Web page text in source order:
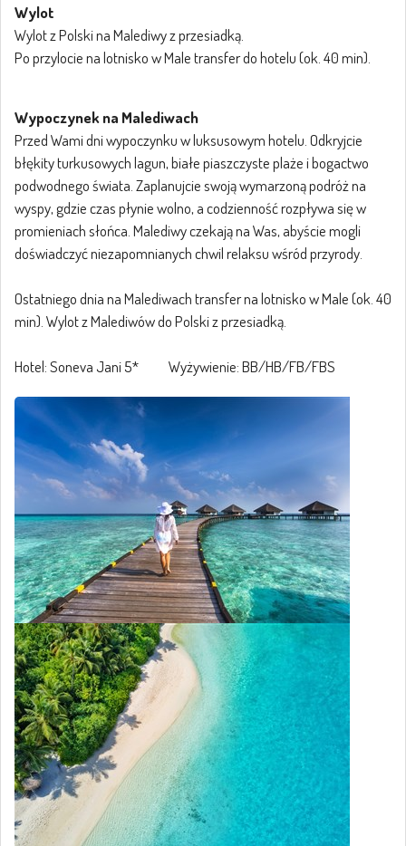
Wylot
Wylot z Polski na Malediwy z przesiadką.
Po przylocie na lotnisko w Male transfer do hotelu (ok. 40 min).
Wypoczynek na Malediwach
Przed Wami dni wypoczynku w luksusowym hotelu. Odkryjcie
błękity turkusowych lagun, białe piaszczyste plaże i bogactwo
podwodnego świata. Zaplanujcie swoją wymarzoną podróż na
wyspy, gdzie czas płynie wolno, a codzienność rozpływa się w
promieniach słońca. Malediwy czekają na Was, abyście mogli
doświadczyć niezapomnianych chwil relaksu wśród przyrody.
Ostatniego dnia na Malediwach transfer na lotnisko w Male (ok. 40
min). Wylot z Malediwów do Polski z przesiadką.
Hotel: Soneva Jani 5* Wyżywienie: BB/HB/FB/FBS